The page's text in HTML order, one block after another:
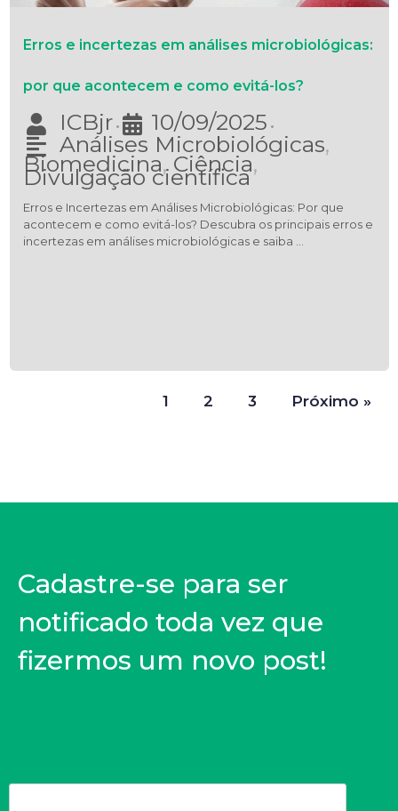
Erros e incertezas em análises microbiológicas:
por que acontecem e como evitá-los?
ICBjr • 10/09/2025 •
Análises Microbiológicas,
Biomedicina, Ciência,
Divulgação científica
Erros e Incertezas em Análises Microbiológicas: Por que
acontecem e como evitá-los? Descubra os principais erros e
incertezas em análises microbiológicas e saiba …
1 2 3 Próximo »
Cadastre-se para ser
notificado toda vez que
fizermos um novo post!